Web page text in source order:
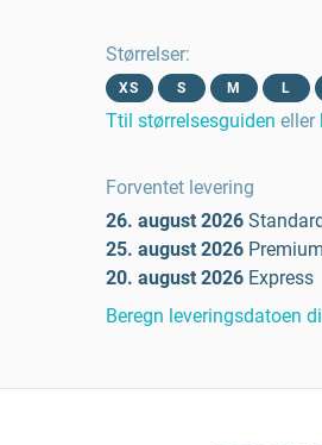
Størrelser:
XS S M L
Ttil størrelsesguiden eller
Forventet levering
26. august 2026
25. august 2026 Premium
20. august 2026 Express
Beregn leveringsdatoen